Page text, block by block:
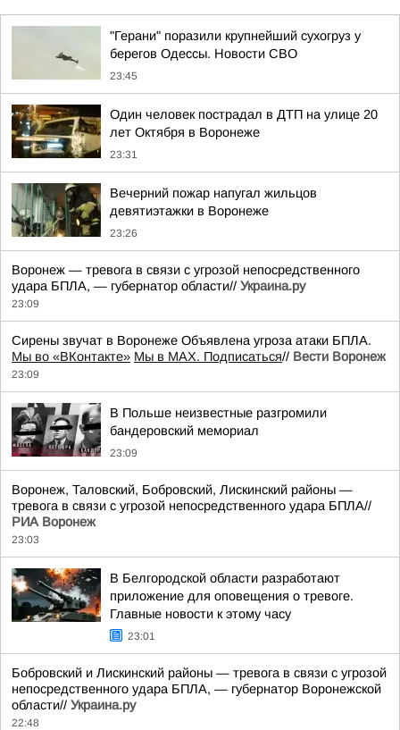
"Герани" поразили крупнейший сухогруз у
берегов Одессы. Новости СВО
23:45
Один человек пострадал в ДТП на улице 20
лет Октября в Воронеже
23:31
Вечерний пожар напугал жильцов
девятиэтажки в Воронеже
23:26
Воронеж — тревога в связи с угрозой непосредственного
удара БПЛА, — губернатор области// Украина.ру
23:09
Сирены звучат в Воронеже Объявлена угроза атаки БПЛА.
Мы во «ВКонтакте» Мы в MAX. Подписаться// Вести Воронеж
23:09
В Польше неизвестные разгромили
бандеровский мемориал
23:09
Воронеж, Таловский, Бобровский, Лискинский районы —
тревога в связи с угрозой непосредственного удара БПЛА//
РИА Воронеж
23:03
В Белгородской области разработают
приложение для оповещения о тревоге.
Главные новости к этому часу
23:01
Бобровский и Лискинский районы — тревога в связи с угрозой
непосредственного удара БПЛА, — губернатор Воронежской
области// Украина.ру
22:48